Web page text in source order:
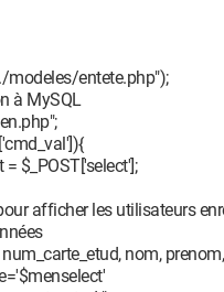
modeles/entete.php");
à MySQL
$_POST['select'];
afficher les utilisateurs
nom,